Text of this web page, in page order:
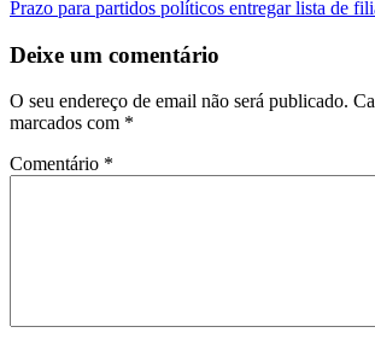
Prazo para partidos políticos entregar lista de
Deixe um comentário
O seu endereço de email não será publicado.
marcados com *
Comentário *